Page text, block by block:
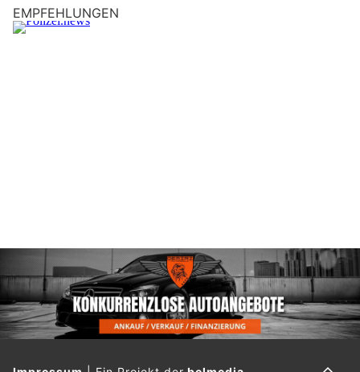
EMPFEHLUNGEN